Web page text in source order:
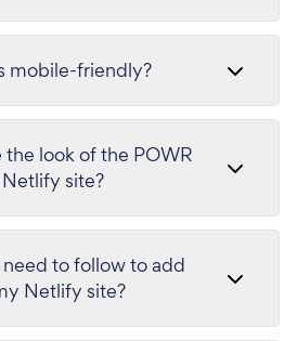
mobile-friendly?
the look of the POWR
site?
to follow to add
Netlify site?